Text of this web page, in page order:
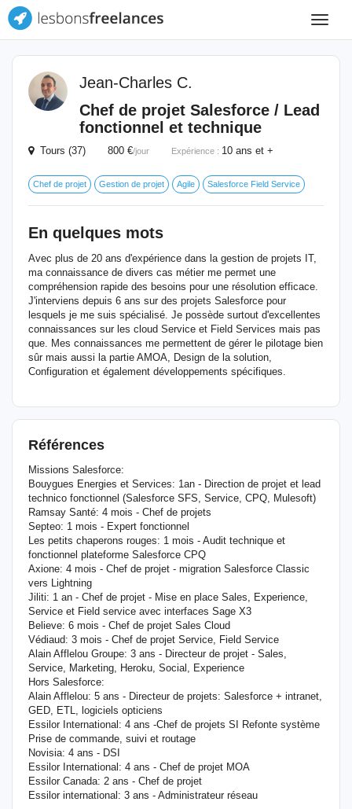
Toggle
Jean-Charles C.
Chef de projet Salesforce / Lead
fonctionnel et technique
Tours (37) 800 €/jour Expérience : 10 ans et +
Chef de projet Gestion de projet Agile Salesforce Field Service
En quelques mots
Avec plus de 20 ans d'expérience dans la gestion de projets IT,
ma connaissance de divers cas métier me permet une
compréhension rapide des besoins pour une résolution efficace.
J'interviens depuis 6 ans sur des projets Salesforce pour
lesquels je me suis spécialisé. Je possède surtout d'excellentes
connaissances sur les cloud Service et Field Services mais pas
que. Mes connaissances me permettent de gérer le pilotage bien
sûr mais aussi la partie AMOA, Design de la solution,
Configuration et également développements spécifiques.
Références
Missions Salesforce:
Bouygues Energies et Services: 1an - Direction de projet et lead
technico fonctionnel (Salesforce SFS, Service, CPQ, Mulesoft)
Ramsay Santé: 4 mois - Chef de projets
Septeo: 1 mois - Expert fonctionnel
Les petits chaperons rouges: 1 mois - Audit technique et
fonctionnel plateforme Salesforce CPQ
Axione: 4 mois - Chef de projet - migration Salesforce Classic
vers Lightning
Jiliti: 1 an - Chef de projet - Mise en place Sales, Experience,
Service et Field service avec interfaces Sage X3
Believe: 6 mois - Chef de projet Sales Cloud
Védiaud: 3 mois - Chef de projet Service, Field Service
Alain Afflelou Groupe: 3 ans - Directeur de projet - Sales,
Service, Marketing, Heroku, Social, Experience
Hors Salesforce:
Alain Afflelou: 5 ans - Directeur de projets: Salesforce + intranet,
GED, ETL, logiciels opticiens
Essilor International: 4 ans -Chef de projets SI Refonte système
Prise de commande, suivi et routage
Novisia: 4 ans - DSI
Essilor International: 4 ans - Chef de projet MOA
Essilor Canada: 2 ans - Chef de projet
Essilor international: 3 ans - Administrateur réseau